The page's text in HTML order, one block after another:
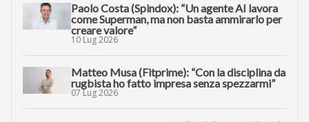
Paolo Costa (Spindox): “Un agente AI lavora
come Superman, ma non basta ammirarlo per
creare valore”
10 Lug 2026
Matteo Musa (Fitprime): “Con la disciplina da
rugbista ho fatto impresa senza spezzarmi”
07 Lug 2026